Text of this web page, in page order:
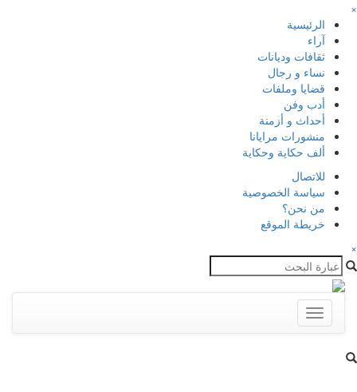
×
الرئيسية
آراء
ثقافات وديانات
نساء و رجال
قضايا وملفات
أدب وفن
أحداث و أزمنة
منشورات مرايانا
ألف حكاية وحكاية
للاتصال
سياسة الخصوصية
من نحن؟
خريطة الموقع
×
Toggle
navigation